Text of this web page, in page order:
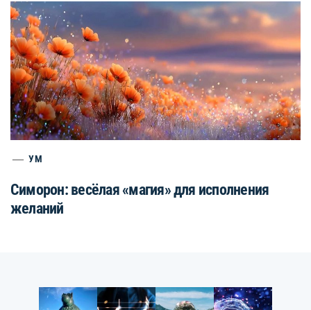
УМ
Симорон: весёлая «магия» для исполнения
желаний